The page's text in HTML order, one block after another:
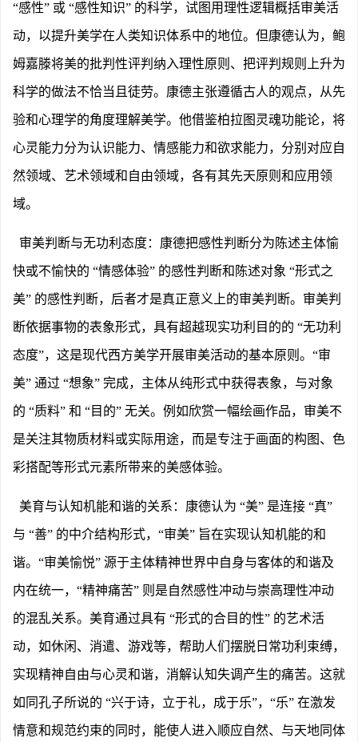
“感性” 或 “感性知识” 的科学，试图用理性逻辑概括审美活
动，以提升美学在人类知识体系中的地位。但康德认为，鲍
姆嘉滕将美的批判性评判纳入理性原则、把评判规则上升为
科学的做法不恰当且徒劳。康德主张遵循古人的观点，从先
验和心理学的角度理解美学。他借鉴柏拉图灵魂功能论，将
心灵能力分为认识能力、情感能力和欲求能力，分别对应自
然领域、艺术领域和自由领域，各有其先天原则和应用领
域。
审美判断与无功利态度：康德把感性判断分为陈述主体愉
快或不愉快的 “情感体验” 的感性判断和陈述对象 “形式之
美” 的感性判断，后者才是真正意义上的审美判断。审美判
断依据事物的表象形式，具有超越现实功利目的的 “无功利
态度”，这是现代西方美学开展审美活动的基本原则。“审
美” 通过 “想象” 完成，主体从纯形式中获得表象，与对象
的 “质料” 和 “目的” 无关。例如欣赏一幅绘画作品，审美不
是关注其物质材料或实际用途，而是专注于画面的构图、色
彩搭配等形式元素所带来的美感体验。
美育与认知机能和谐的关系：康德认为 “美” 是连接 “真”
与 “善” 的中介结构形式，“审美” 旨在实现认知机能的和
谐。“审美愉悦” 源于主体精神世界中自身与客体的和谐及
内在统一，“精神痛苦” 则是自然感性冲动与崇高理性冲动
的混乱关系。美育通过具有 “形式的合目的性” 的艺术活
动，如休闲、消遣、游戏等，帮助人们摆脱日常功利束缚，
实现精神自由与心灵和谐，消解认知失调产生的痛苦。这就
如同孔子所说的 “兴于诗，立于礼，成于乐”，“乐” 在激发
情意和规范约束的同时，能使人进入顺应自然、与天地同体